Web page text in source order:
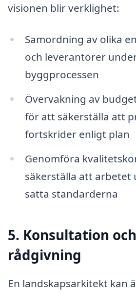
visionen blir verklighet:
Samordning av olika
och leverantörer
byggprocessen
Övervakning av
för att säkerställa att
fortskrider enligt plan
Genomföra
säkerställa att arbetet
satta standarderna
5. Konsultation och
rådgivning
En landskapsarkitekt kan